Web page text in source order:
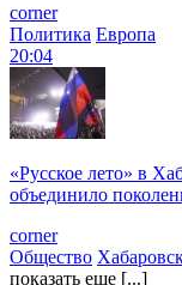
corner
Политика Европа
20:04
«Русское лето» в
объединило
corner
Общество
показать еще [...]